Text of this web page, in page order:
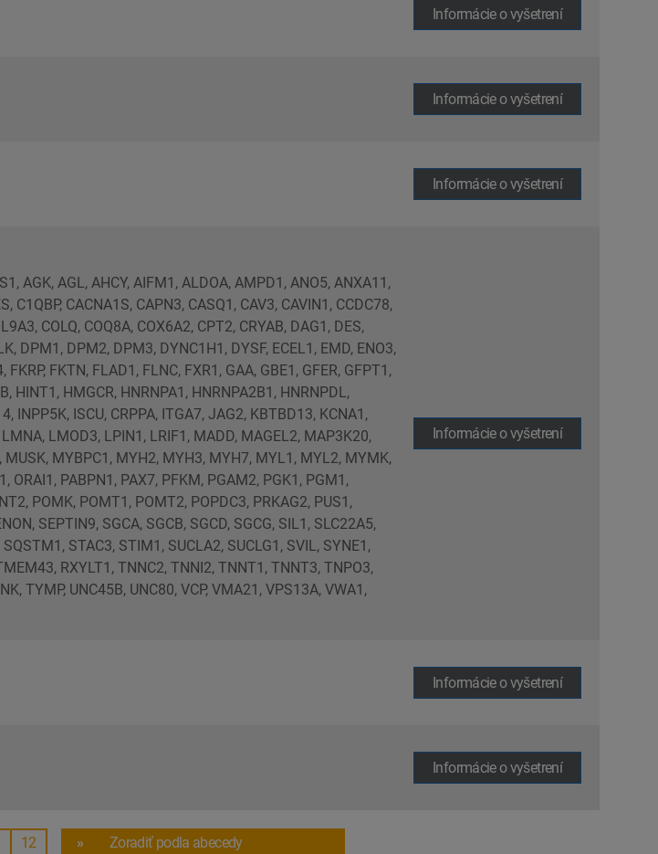
Informácie o vyšetrení
Informácie o vyšetrení
Informácie o vyšetrení
AGK, AGL, AHCY, AIFM1, ALDOA, AMPD1, ANO5, ANXA11,
CACNA1S, CAPN3, CASQ1, CAV3, CAVIN1, CCDC78,
COLQ, COQ8A, COX6A2, CPT2, CRYAB, DAG1, DES,
DPM1, DPM2, DPM3, DYNC1H1, DYSF, ECEL1, EMD, ENO3,
FKTN, FLAD1, FLNC, FXR1, GAA, GBE1, GFER, GFPT1,
HINT1, HMGCR, HNRNPA1, HNRNPA2B1, HNRNPDL,
INPP5K, ISCU, CRPPA, ITGA7, JAG2, KBTBD13, KCNA1,
LMOD3, LPIN1, LRIF1, MADD, MAGEL2, MAP3K20,
MYBPC1, MYH2, MYH3, MYH7, MYL1, MYL2, MYMK,
ORAI1, PABPN1, PAX7, PFKM, PGAM2, PGK1, PGM1,
POMK, POMT1, POMT2, POPDC3, PRKAG2, PUS1,
SEPTIN9, SGCA, SGCB, SGCD, SGCG, SIL1, SLC22A5,
STAC3, STIM1, SUCLA2, SUCLG1, SVIL, SYNE1,
RXYLT1, TNNC2, TNNI2, TNNT1, TNNT3, TNPO3,
TYMP, UNC45B, UNC80, VCP, VMA21, VPS13A, VWA1,
Informácie o vyšetrení
Informácie o vyšetrení
Informácie o vyšetrení
12 » Zoradiť podla abecedy